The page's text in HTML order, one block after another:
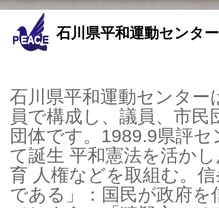
石川県平和運動センタ
石川県平和運動センタ
員で構成し、議員、市
団体です。1989.9県評
て誕生 平和憲法を活か
育 人権などを取組む。
である」：国民が政府